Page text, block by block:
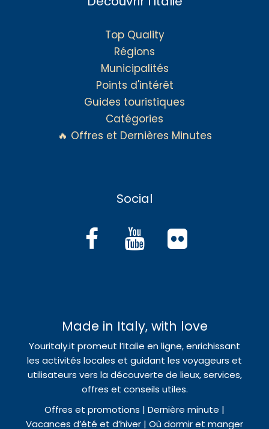
Top Quality
Régions
Municipalités
Points d'intérêt
Guides touristiques
Catégories
🔥 Offres et Dernières Minutes
Social
Made in Italy, with love
Youritaly.it promeut l’Italie en ligne, enrichissant
les activités locales et guidant les voyageurs et
utilisateurs vers la découverte de lieux, services,
offres et conseils utiles.
Offres et promotions | Dernière minute |
Vacances d’été et d’hiver | Où dormir et manger